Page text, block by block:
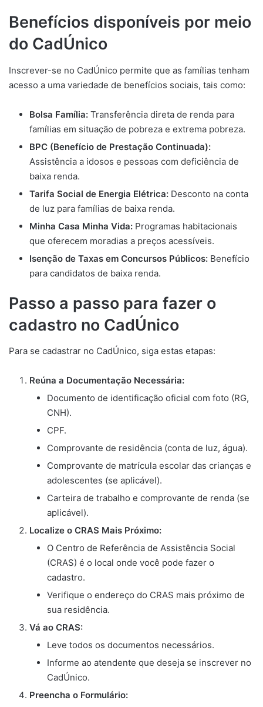
Benefícios disponíveis por meio
do CadÚnico
Inscrever-se no CadÚnico permite que as famílias tenham
acesso a uma variedade de benefícios sociais, tais como:
Bolsa Família: Transferência direta de renda para
famílias em situação de pobreza e extrema pobreza.
BPC (Benefício de Prestação Continuada):
Assistência a idosos e pessoas com deficiência de
baixa renda.
Tarifa Social de Energia Elétrica: Desconto na conta
de luz para famílias de baixa renda.
Minha Casa Minha Vida: Programas habitacionais
que oferecem moradias a preços acessíveis.
Isenção de Taxas em Concursos Públicos: Benefício
para candidatos de baixa renda.
Passo a passo para fazer o
cadastro no CadÚnico
Para se cadastrar no CadÚnico, siga estas etapas:
Reúna a Documentação Necessária:
Documento de identificação oficial com foto (RG,
CNH).
CPF.
Comprovante de residência (conta de luz, água).
Comprovante de matrícula escolar das crianças e
adolescentes (se aplicável).
Carteira de trabalho e comprovante de renda (se
aplicável).
Localize o CRAS Mais Próximo:
O Centro de Referência de Assistência Social
(CRAS) é o local onde você pode fazer o
cadastro.
Verifique o endereço do CRAS mais próximo de
sua residência.
Vá ao CRAS:
Leve todos os documentos necessários.
Informe ao atendente que deseja se inscrever no
CadÚnico.
Preencha o Formulário: